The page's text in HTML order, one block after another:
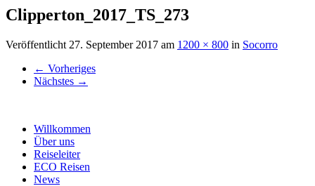
Clipperton_2017_TS_273
Veröffentlicht 27. September 2017 am 1200 × 800 in Socorro
← Vorheriges
Nächstes →
Willkommen
Über uns
Reiseleiter
ECO Reisen
News